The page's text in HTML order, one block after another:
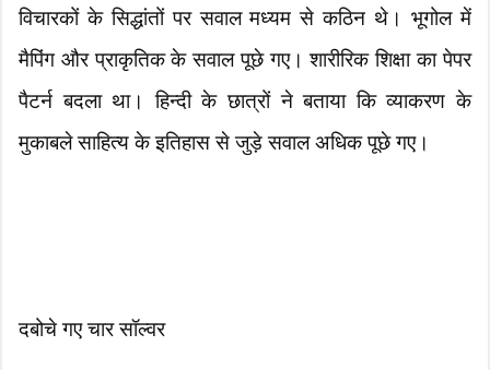
विचारकों के सिद्धांतों पर सवाल मध्यम से कठिन थे। भूगोल में
मैपिंग और प्राकृतिक के सवाल पूछे गए। शारीरिक शिक्षा का पेपर
पैटर्न बदला था। हिन्दी के छात्रों ने बताया कि व्याकरण के
मुकाबले साहित्य के इतिहास से जुड़े सवाल अधिक पूछे गए।
दबोचे गए चार सॉल्वर